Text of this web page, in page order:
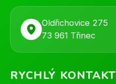
Oldřichovice 275
73 961 Třinec
RYCHLÝ KONTAKT